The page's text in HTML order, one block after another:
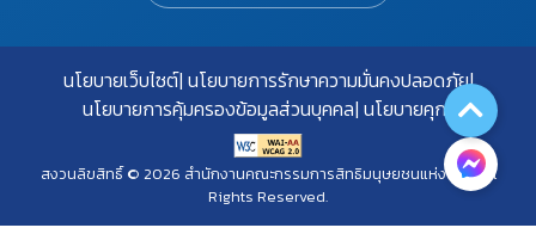
นโยบายเว็บไซต์ นโยบายการรักษาความมั่นคงปลอดภัย
นโยบายการคุ้มครองข้อมูลส่วนบุคคล นโยบายคุกกี้
สงวนลิขสิทธิ์ © 2026 สำนักงานคณะกรรมการสิทธิมนุษยชนแห่งชาติ. All
Rights Reserved.